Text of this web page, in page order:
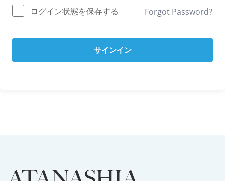
ログイン状態を保存する Forgot Password?
サインイン